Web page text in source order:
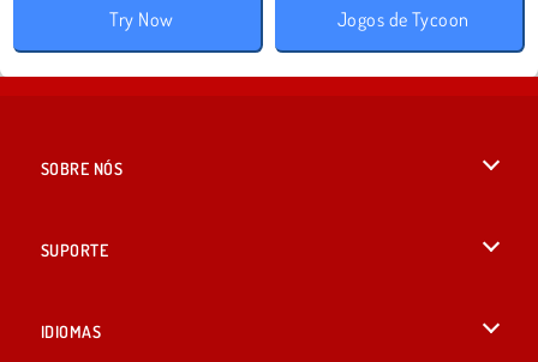
Try Now Jogos de Tycoon
SOBRE NÓS
SUPORTE
IDIOMAS